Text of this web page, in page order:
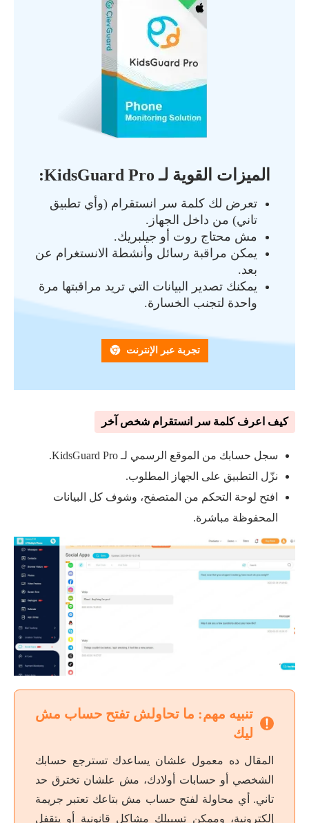
الميزات القوية لـ KidsGuard Pro:
تعرض لك كلمة سر انستقرام (وأي تطبيق
تاني) من داخل الجهاز.
مش محتاج روت أو جيلبريك.
يمكن مراقبة رسائل وأنشطة الانستغرام عن
بعد.
يمكنك تصدير البيانات التي تريد مراقبتها مرة
واحدة لتجنب الخسارة.
تجربة عبر الإنترنت
كيف اعرف كلمة سر انستقرام شخص آخر
سجل حسابك من الموقع الرسمي لـ KidsGuard Pro.
نزّل التطبيق على الجهاز المطلوب.
افتح لوحة التحكم من المتصفح، وشوف كل البيانات
المحفوظة مباشرة.
تنبيه مهم: ما تحاولش تفتح حساب مش
ليك
المقال ده معمول علشان يساعدك تسترجع حسابك
الشخصي أو حسابات أولادك، مش علشان تخترق حد
تاني. أي محاولة لفتح حساب مش بتاعك تعتبر جريمة
إلكترونية، وممكن تسببلك مشاكل قانونية أو يتقفل